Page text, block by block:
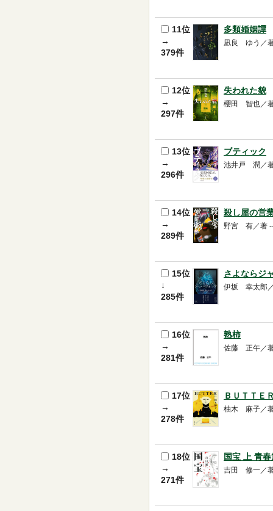
11位
→
379件
多類婚姻譚
凪良 ゆう／
12位
→
297件
失われた貌
櫻田 智也／
13位
→
296件
ブティック
池井戸 潤／
14位
→
289件
殺し屋の営
野宮 有／著
15位
↓
285件
さよならジ
伊坂 幸太郎
16位
→
281件
熟柿
佐藤 正午／
17位
→
278件
ＢＵＴＴＥ
柚木 麻子／
18位
→
271件
国宝 上 青春
吉田 修一／